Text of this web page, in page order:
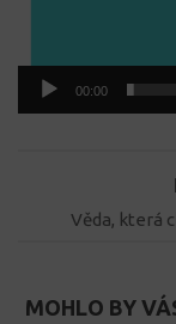
00:00
Věda, která
MOHLO BY